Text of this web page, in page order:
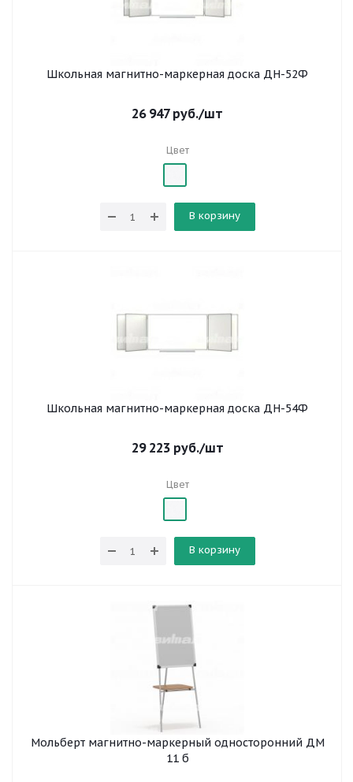
Школьная магнитно-маркерная доска ДН-52Ф
26 947руб./шт
Цвет
В корзину
Школьная магнитно-маркерная доска ДН-54Ф
29 223руб./шт
Цвет
В корзину
Мольберт магнитно-маркерный односторонний ДМ
11 б